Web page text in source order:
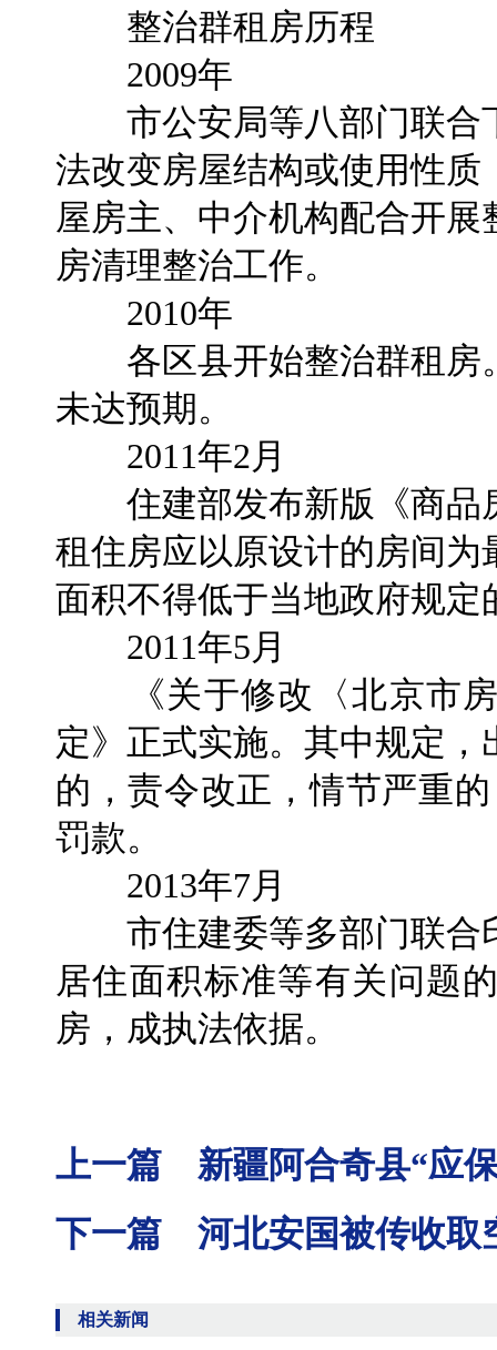
整治群租房历程
2009年
市公安局等八部门联合
法改变房屋结构或使用性
屋房主、中介机构配合开
房清理整治工作。
2010年
各区县开始整治群租房
未达预期。
2011年2月
住建部发布新版《商品
租住房应以原设计的房间
面积不得低于当地政府规定
2011年5月
《关于修改〈北京市房
定》正式实施。其中规定
的，责令改正，情节严重
罚款。
2013年7月
市住建委等多部门联合
居住面积标准等有关问题
房，成执法依据。
上一篇 新疆阿合奇县“应
下一篇 河北安国被传收取
相关新闻